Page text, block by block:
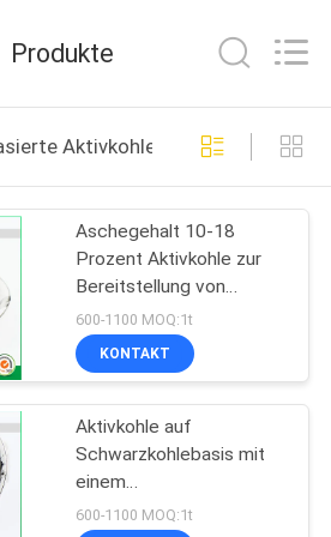
77
76
Produkte
Aktivkohle
Aschegehalt 10-18
Prozent Aktivkohle zur
Bereitstellung von
Abwasserbehandlung
und Luftreinigung
600-1100 MOQ:1t
KONTAKT
Aktivkohle auf
Schwarzkohlebasis mit
einem
Feuchtigkeitsgehalt von
600-1100 MOQ:1t